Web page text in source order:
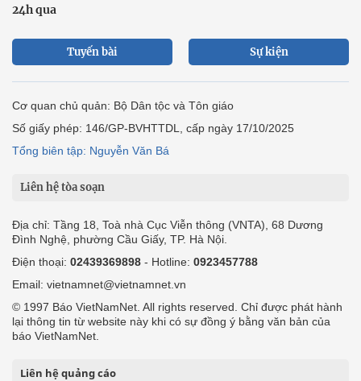
24h qua
Tuyến bài Sự kiện
Cơ quan chủ quản: Bộ Dân tộc và Tôn giáo
Số giấy phép: 146/GP-BVHTTDL, cấp ngày 17/10/2025
Tổng biên tập: Nguyễn Văn Bá
Liên hệ tòa soạn
Địa chỉ: Tầng 18, Toà nhà Cục Viễn thông (VNTA), 68 Dương
Đình Nghệ, phường Cầu Giấy, TP. Hà Nội.
Điện thoại: 02439369898 - Hotline: 0923457788
Email: vietnamnet@vietnamnet.vn
© 1997 Báo VietNamNet. All rights reserved. Chỉ được phát hành
lại thông tin từ website này khi có sự đồng ý bằng văn bản của
báo VietNamNet.
Liên hệ quảng cáo